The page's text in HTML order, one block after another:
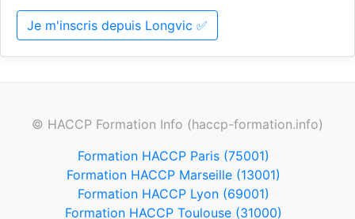
Je m'inscris depuis Longvic ✅
© HACCP Formation Info (haccp-formation.info)
Formation HACCP Paris (75001)
Formation HACCP Marseille (13001)
Formation HACCP Lyon (69001)
Formation HACCP Toulouse (31000)